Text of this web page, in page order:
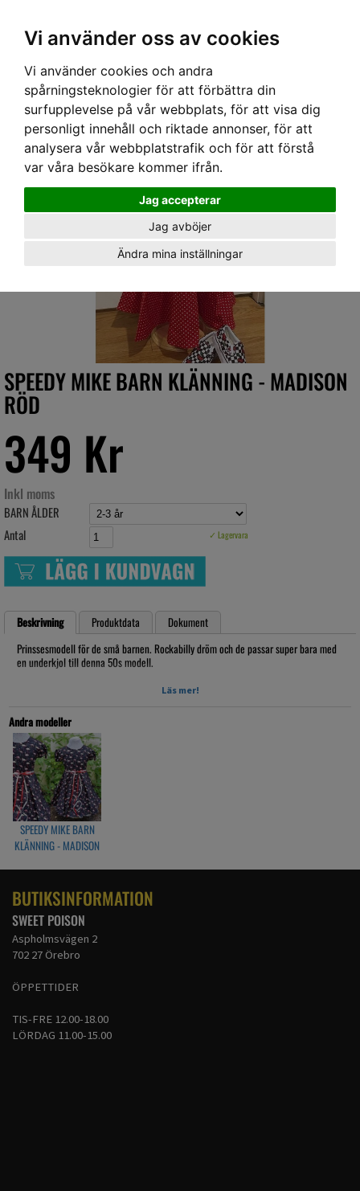
Vi använder oss av cookies
Vi använder cookies och andra
spårningsteknologier för att förbättra din
surfupplevelse på vår webbplats, för att visa dig
personligt innehåll och riktade annonser, för att
analysera vår webbplatstrafik och för att förstå
var våra besökare kommer ifrån.
Jag accepterar
Jag avböjer
Ändra mina inställningar
Hem› BARN›KLÄNNINGAR› SPEEDY MIKE BARN KLÄNNING - MADISON RÖD
SPEEDY MIKE BARN KLÄNNING - MADISON
RÖD
349 Kr
Inkl moms
BARN ÅLDER
Antal
✓ Lagervara
Beskrivning Produktdata
Dokument
Prinssesmodell för de små barnen. Rockabilly dröm och de passar super bara med
en underkjol till denna 50s modell.
1-2 sidenband i midjan, kan variera mot färgerna på bilden! De slumpas
UNDERKJOL INGÅR EJ!
Artikelnr: BaSMdr18031-2-3
Läs mer!
Andra modeller
SPEEDY MIKE BARN
KLÄNNING - MADISON
BUTIKSINFORMATION
SWEET POISON
Aspholmsvägen 2
702 27 Örebro
ÖPPETTIDER
TIS-FRE 12.00-18.00
LÖRDAG 11.00-15.00